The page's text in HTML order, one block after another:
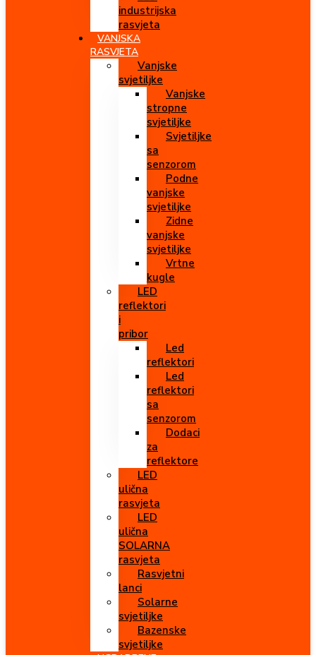
industrijska
rasvjeta
VANJSKA
RASVJETA
Vanjske
svjetiljke
Vanjske
stropne
svjetiljke
Svjetiljke
sa
senzorom
Podne
vanjske
svjetiljke
Zidne
vanjske
svjetiljke
Vrtne
kugle
LED
reflektori
i
pribor
Led
reflektori
Led
reflektori
sa
senzorom
Dodaci
za
reflektore
LED
ulična
rasvjeta
LED
ulična
SOLARNA
rasvjeta
Rasvjetni
lanci
Solarne
svjetiljke
Bazenske
svjetiljke